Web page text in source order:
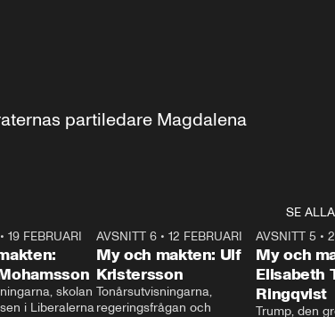
partiledare Magdalena
SE ALLA
24:30
19 FEBRUARI
skolan
i Liberalerna
27:30
AVSNITT 6 •12 FEBRUARI
My och makten: Ulf
Kristersson
Tonårsutvisningarna,
regeringsfrågan och
AVSNITT 5 •
My och
Elisabeth
Ringqvist
Trump, den